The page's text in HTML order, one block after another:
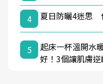
4 夏日防曬4迷思
5
起床一杯溫開水
好！3個讓肌膚